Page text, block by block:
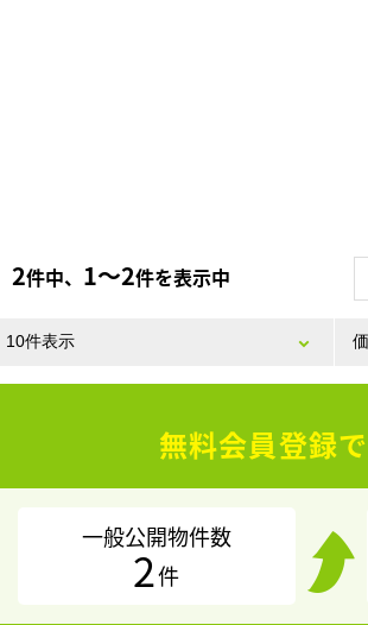
2件中、 1〜2件を表示中
無料会員登録で
一般公開物件数
2件